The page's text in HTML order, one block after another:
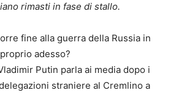
rimasti in fase di stallo.
Putin parla ai media dopo i
straniere al Cremlino a